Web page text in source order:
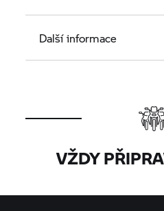
Další informace
VŽDY